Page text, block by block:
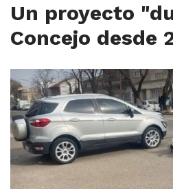
Un proyecto
Concejo desde